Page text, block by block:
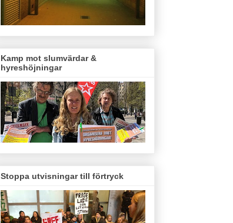
Kamp mot slumvärdar &
hyreshöjningar
Stoppa utvisningar till förtryck